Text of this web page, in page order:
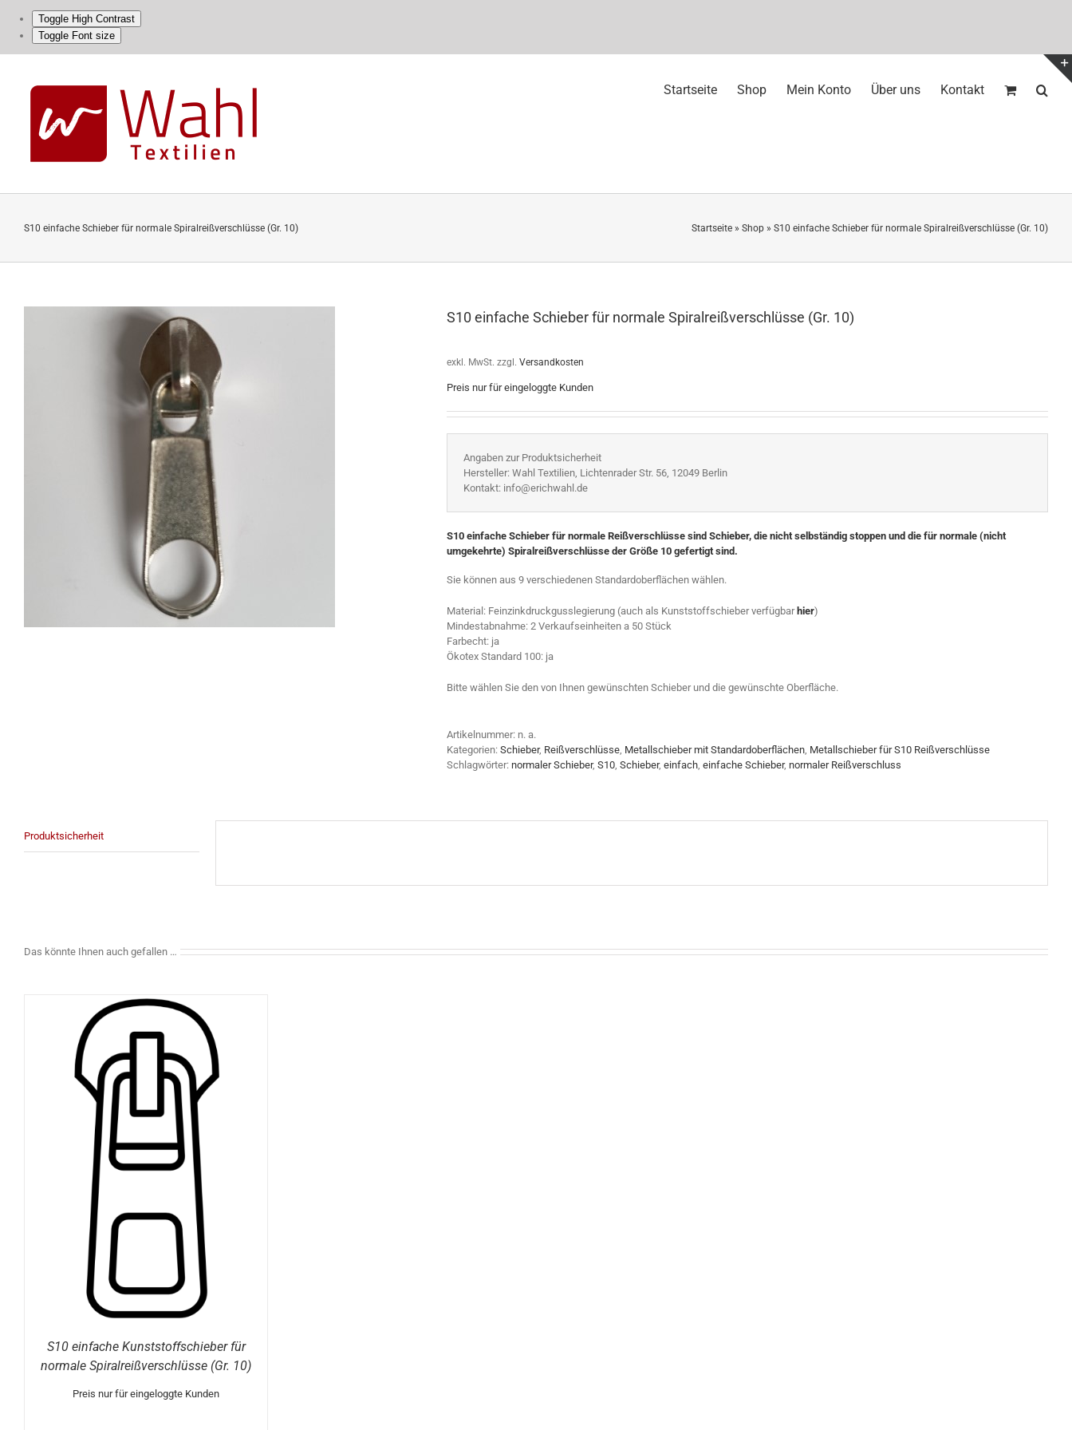
Toggle High Contrast
Toggle Font size
content
Startseite Shop Mein Konto Über uns Kontakt
S10 einfache Schieber für normale Spiralreißverschlüsse (Gr. 10) Startseite » Shop » S10 einfache Schieber für normale Spiralreißverschlüsse (Gr. 10)
S10 einfache Schieber für normale Spiralreißverschlüsse (Gr. 10)
exkl. MwSt. zzgl. Versandkosten
Preis nur für eingeloggte Kunden
Angaben zur Produktsicherheit
Hersteller: Wahl Textilien, Lichtenrader Str. 56, 12049 Berlin
Kontakt: info@erichwahl.de
S10 einfache Schieber für normale Reißverschlüsse sind Schieber, die nicht selbständig stoppen und die für normale (nicht
umgekehrte) Spiralreißverschlüsse der Größe 10 gefertigt sind.
Sie können aus 9 verschiedenen Standardoberflächen wählen.
Material: Feinzinkdruckgusslegierung (auch als Kunststoffschieber verfügbar hier)
Mindestabnahme: 2 Verkaufseinheiten a 50 Stück
Farbecht: ja
Ökotex Standard 100: ja
Bitte wählen Sie den von Ihnen gewünschten Schieber und die gewünschte Oberfläche.
Artikelnummer: n. a.
Kategorien: Schieber, Reißverschlüsse Metallschieber mit Standardoberflächen Metallschieber für S10 Reißverschlüsse
Schlagwörter: normaler Schieber, S10 Schieber, einfach einfache Schieber, normaler Reißverschluss
Produktsicherheit
Das könnte Ihnen auch gefallen …
S10 einfache Kunststoffschieber für
normale Spiralreißverschlüsse (Gr. 10)
Preis nur für eingeloggte Kunden